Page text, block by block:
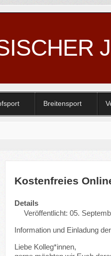
Breitensport
Kostenfreies
Details
Veröffentlicht: 05.
Information und Einladung
Liebe Kolleg*innen,